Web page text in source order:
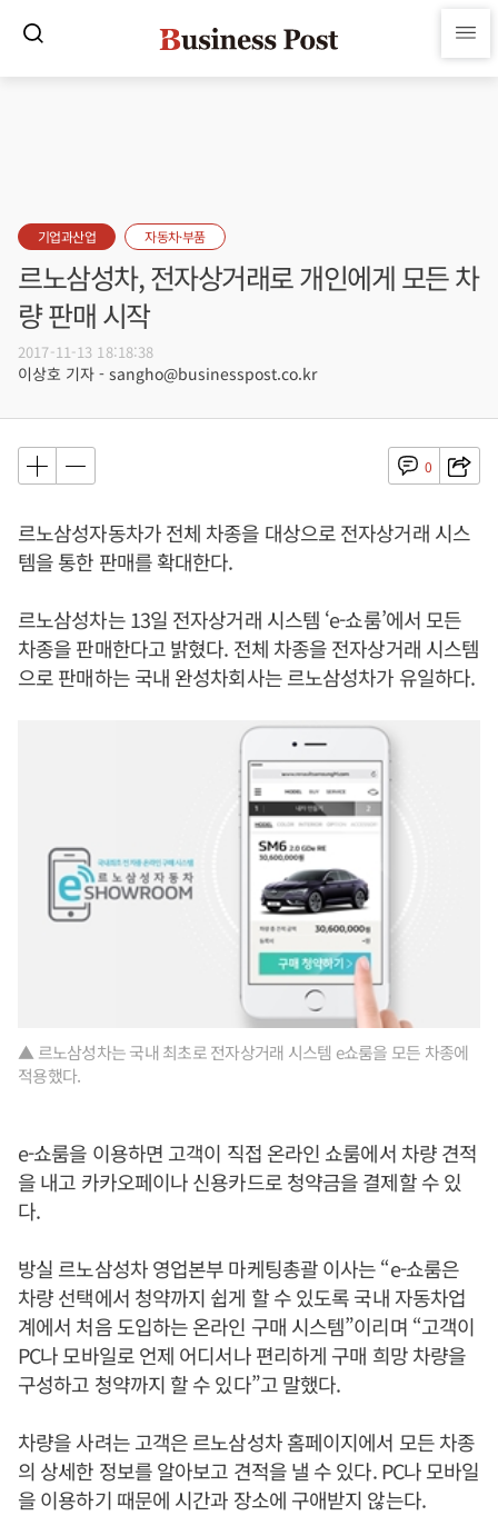
기업과산업 자동차·부품
르노삼성차, 전자상거래로 개인에게 모든 차
량 판매 시작
2017-11-13 18:18:38
이상호 기자 - sangho@businesspost.co.kr
0
르노삼성자동차가 전체 차종을 대상으로 전자상거래 시스
템을 통한 판매를 확대한다.
르노삼성차는 13일 전자상거래 시스템 ‘e-쇼룸’에서 모든
차종을 판매한다고 밝혔다. 전체 차종을 전자상거래 시스템
으로 판매하는 국내 완성차회사는 르노삼성차가 유일하다.
▲ 르노삼성차는 국내 최초로 전자상거래 시스템 e쇼룸을 모든 차종에
적용했다.
e-쇼룸을 이용하면 고객이 직접 온라인 쇼룸에서 차량 견적
을 내고 카카오페이나 신용카드로 청약금을 결제할 수 있
다.
방실 르노삼성차 영업본부 마케팅총괄 이사는 “e-쇼룸은
차량 선택에서 청약까지 쉽게 할 수 있도록 국내 자동차업
계에서 처음 도입하는 온라인 구매 시스템”이리며 “고객이
PC나 모바일로 언제 어디서나 편리하게 구매 희망 차량을
구성하고 청약까지 할 수 있다”고 말했다.
차량을 사려는 고객은 르노삼성차 홈페이지에서 모든 차종
의 상세한 정보를 알아보고 견적을 낼 수 있다. PC나 모바일
을 이용하기 때문에 시간과 장소에 구애받지 않는다.